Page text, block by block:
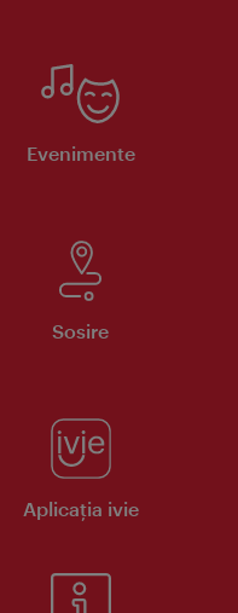
Evenimente
Sosire
Aplicaţia ivie